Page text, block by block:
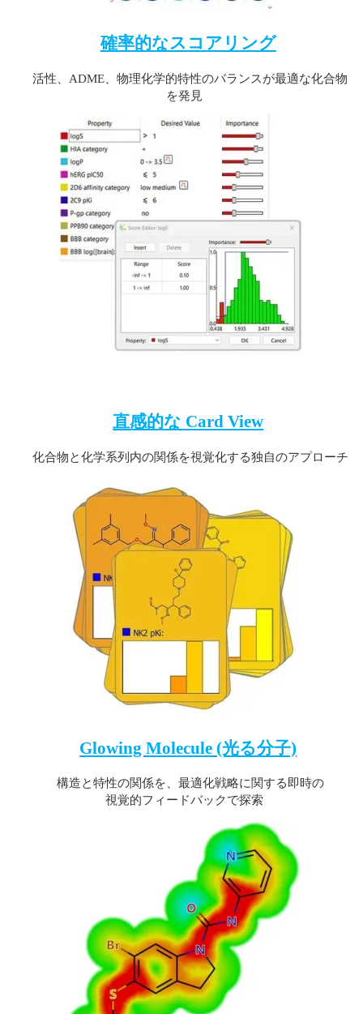
確率的なスコアリング
活性、ADME、物理化学的特性のバランスが最適な化合物
を発見
直感的な Card View
化合物と化学系列内の関係を視覚化する独自のアプローチ
Glowing Molecule (光る分子)
構造と特性の関係を、最適化戦略に関する即時の
視覚的フィードバックで探索